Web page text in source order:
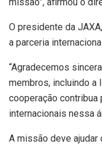
O presidente da
a parceria
“Agradecemos
membros, incluindo a
cooperação
internacionais nessa
A missão deve